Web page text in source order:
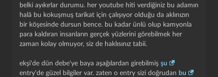
belki ayıkırlar durumu. her youtube hiti verdiğiniz bu adamın
halâ bu kokuşmuş tarikat için çalışıyor olduğu da aklınızın
bir köşesinde dursun bence. bu kadar ünlü olup kamyonla
para kaldıran insanların gerçek yüzlerini görebilmek her
zaman kolay olmuyor, siz de haklısınız tabii.
ekşi'de dün debe'ye baya aşağılardan girebilmiş şu
entry'de güzel bilgiler var. zaten o entry sizi doğrudan bu